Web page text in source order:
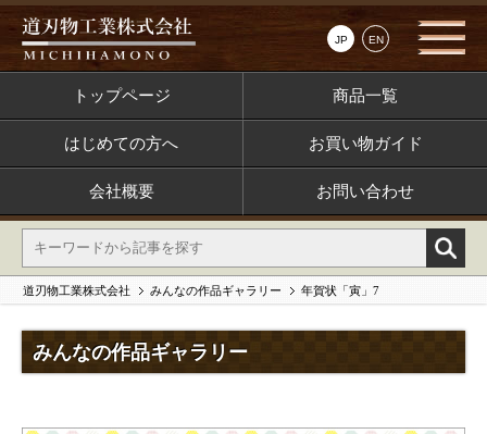
JP EN
トップページ 商品一覧
はじめての方へ お買い物ガイド
会社概要 お問い合わせ
道刃物工業株式会社 みんなの作品ギャラリー 年賀状「寅」7
みんなの作品ギャラリー